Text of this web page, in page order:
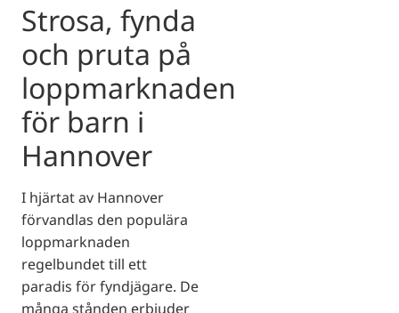
Strosa, fynda
och pruta på
loppmarknaden
för barn i
Hannover
I hjärtat av Hannover
förvandlas den populära
loppmarknaden
regelbundet till ett
paradis för fyndjägare. De
många stånden erbjuder